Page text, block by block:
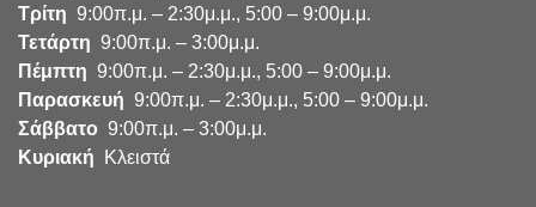
Τρίτη 9:00π.μ. – 2:30μ.μ., 5:00 – 9:00μ.μ.
Τετάρτη 9:00π.μ. – 3:00μ.μ.
Πέμπτη 9:00π.μ. – 2:30μ.μ., 5:00 – 9:00μ.μ.
Παρασκευή 9:00π.μ. – 2:30μ.μ., 5:00 – 9:00μ.μ.
Σάββατο 9:00π.μ. – 3:00μ.μ.
Κυριακή Κλειστά